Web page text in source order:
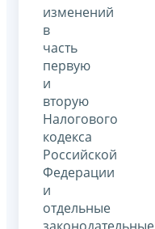
изменений
в
часть
первую
и
вторую
Налогового
кодекса
Российской
Федерации
и
отдельные